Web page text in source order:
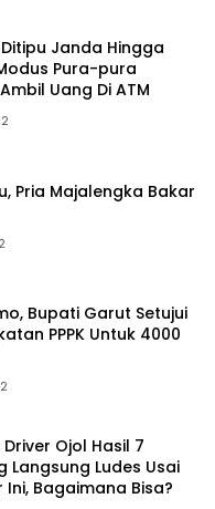
Janda Hingga
Pura-pura
Uang Di ATM
Pria Majalengka Bakar
Bupati Garut Setujui
PPPK Untuk 4000
Ojol Hasil 7
Langsung Ludes Usai
Bagaimana Bisa?